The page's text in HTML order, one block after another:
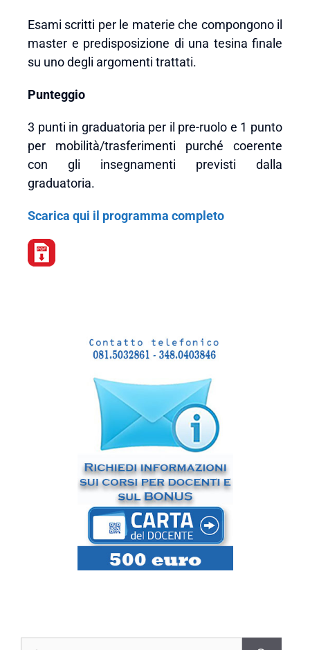
Esami scritti per le materie che compongono il
master e predisposizione di una tesina finale
su uno degli argomenti trattati.
Punteggio
3 punti in graduatoria per il pre-ruolo e 1 punto
per mobilità/trasferimenti purché coerente
con gli insegnamenti previsti dalla
graduatoria.
Scarica qui il programma completo